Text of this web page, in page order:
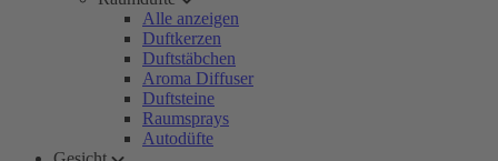
Alle anzeigen
Duftkerzen
Duftstäbchen
Aroma Diffuser
Duftsteine
Raumsprays
Autodüfte